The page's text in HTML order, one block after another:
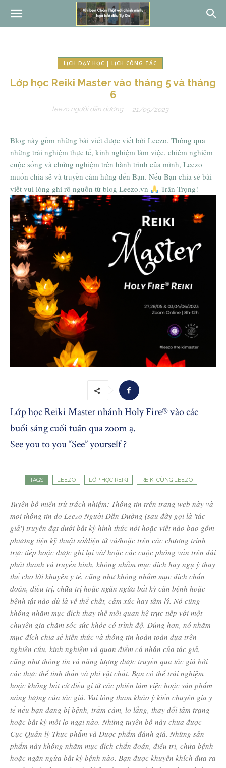
LỊCH DẠY HỌC | LỊCH CÔNG TÁC
Lớp học Reiki Master vào tháng 5 và tháng
6
leezo người dẫn đường 21/05/2023
Blog này gồm những bài viết được viết bởi Leezo. Thông qua
những trải nghiệm thực tế, kinh nghiệm làm việc, chiêm nghiệm
cuộc sống và chứng nghiệm trên hành trình của mình, Leezo
muốn chia sẻ và truyền cảm hứng đến Bạn. Nếu Bạn chia sẻ bài
viết vui lòng ghi rõ nguồn từ blog Leezo.vn
Trân Trọng!
Lớp học Reiki Master nhánh Holy Fire® vào các
buổi sáng cuối tuần qua zoom ạ.
See you to you “See” yourself ?
TAGS LEEZO LỚP HỌC REIKI REIKI CÙNG LEEZO
Tuyên bố miễn trừ trách nhiệm: Thông tin trên trang web này và
mọi thông tin do Leezo Người Dẫn Đường (sau đây gọi là 'tác
giả') truyền đạt dưới bất kỳ hình thức nói hoặc viết nào bao gồm
phương tiện kỹ thuật số/điện tử và/hoặc trên các chương trình
trực tiếp hoặc được ghi lại và/ hoặc các cuộc phỏng vấn trên đài
phát thanh và truyền hình, không nhằm mục đích hay ngụ ý thay
thế cho lời khuyên y tế, cũng như không nhằm mục đích chẩn
đoán, điều trị, chữa trị hoặc ngăn ngừa bất kỳ căn bệnh hoặc
bệnh tật nào dù là về thể chất, cảm xúc hay tâm lý. Nó cũng
không nhằm mục đích thay thế mối quan hệ trực tiếp với một
chuyên gia chăm sóc sức khỏe có trình độ. Đúng hơn, nó nhằm
mục đích chia sẻ kiến ​​thức và thông tin hoàn toàn dựa trên
nghiên cứu, kinh nghiệm và quan điểm cá nhân của tác giả,
cũng như thông tin và năng lượng được truyền qua tác giả bởi
các thực thể tinh thần và phi vật chất. Bạn có thể trải nghiệm
hoặc không bất cứ điều gì từ các phiên làm việc hoặc sản phẩm
năng lượng của tác giả. Vui lòng tham khảo ý kiến ​​chuyên gia y
tế nếu bạn đang bị bệnh, trầm cảm, lo lắng, thay đổi tâm trạng
hoặc bất kỳ mối lo ngại nào. Những tuyên bố này chưa được
Cục Quản lý Thực phẩm và Dược phẩm đánh giá. Những sản
phẩm này không nhằm mục đích chẩn đoán, điều trị, chữa bệnh
hoặc ngăn ngừa bất kỳ bệnh nào. Bạn được khuyến khích đưa ra